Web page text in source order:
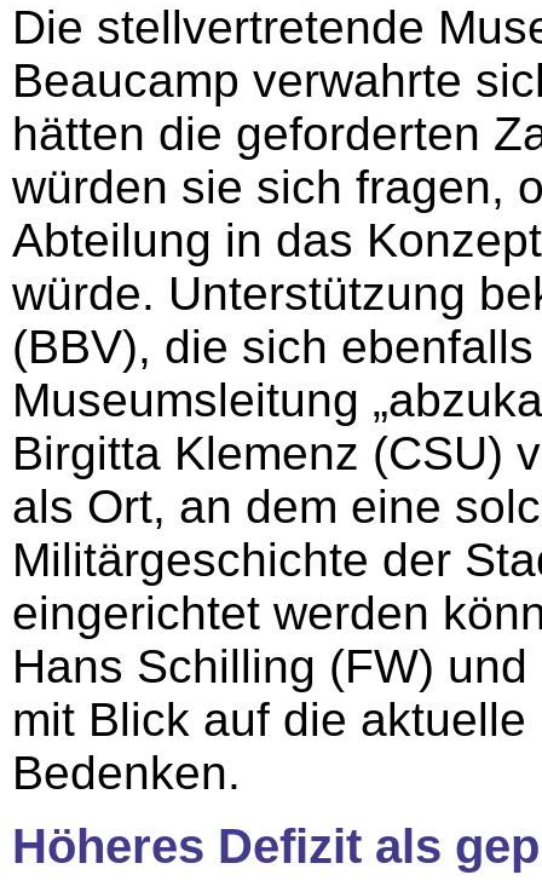
Die stellvertretende
Beaucamp verwahrte
hätten die geforderten
würden sie sich fragen,
Abteilung in das
würde. Unterstützung
(BBV), die sich
Museumsleitung
Birgitta Klemenz (CSU)
als Ort, an dem eine
Militärgeschichte der
eingerichtet werden
Hans Schilling (FW)
mit Blick auf die
Bedenken.
Höheres Defizit als